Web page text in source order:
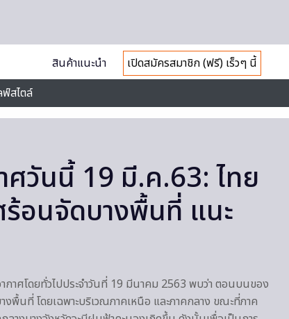
สินค้าแนะนำ
เปิดสมัครสมาชิก (ฟรี) เร็วๆ นี้
ฟ์สไตล์
วันนี้ 19 มี.ค.63: ไทย
อนจัดบางพื้นที่ แนะ
กาศโดยทั่วไปประจำวันที่ 19 มีนาคม 2563 พบว่า ตอนบนของ
พื้นที่ โดยเฉพาะบริเวณภาคเหนือ และภาคกลาง ขณะที่ภาค